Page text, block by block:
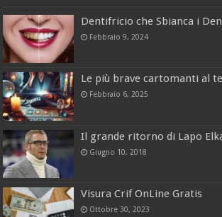
Dentifricio che Sbianca i
Febbraio 9, 2024
Le più brave cartomanti al
Febbraio 6, 2025
Il grande ritorno di Lapo
Giugno 10, 2018
Visura Crif OnLine Gratis
Ottobre 30, 2023